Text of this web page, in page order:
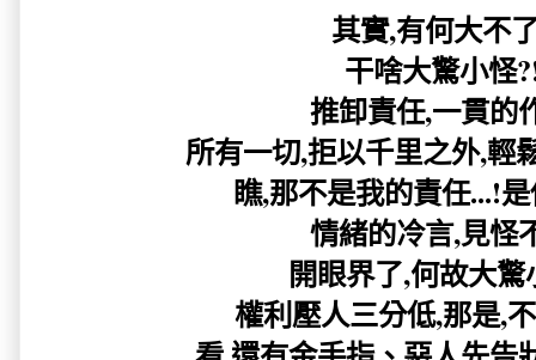
其實,有何大不
干啥大驚小怪
推卸責任,一貫的
所有一切,拒以千里之外,輕
瞧,那不是我的責任...!
情緒的冷言,見怪
開眼界了,何故大驚
權利壓人三分低,那是,